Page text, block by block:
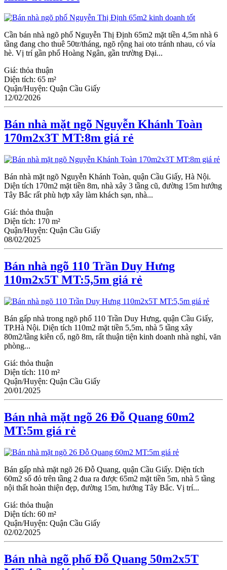
Cần bán nhà ngõ phố Nguyễn Thị Định 65m2 mặt tiền 4,5m nhà 6
tầng đang cho thuê 50tr/tháng, ngõ rộng hai oto tránh nhau, có vỉa
hè. Vị trí gần phố Hoàng Ngân, gần trường Đại...
Giá: thỏa thuận
Diện tích: 65 m²
Quận/Huyện: Quận Cầu Giấy
12/02/2026
Bán nhà mặt ngõ Nguyễn Khánh Toàn
170m2x3T MT:8m giá rẻ
Bán nhà mặt ngõ Nguyễn Khánh Toàn, quận Cầu Giấy, Hà Nội.
Diện tích 170m2 mặt tiền 8m, nhà xây 3 tầng cũ, đường 15m hướng
Tây Bắc rất phù hợp xây làm khách sạn, nhà...
Giá: thỏa thuận
Diện tích: 170 m²
Quận/Huyện: Quận Cầu Giấy
08/02/2025
Bán nhà ngõ 110 Trần Duy Hưng
110m2x5T MT:5,5m giá rẻ
Bán gấp nhà trong ngõ phố 110 Trần Duy Hưng, quận Cầu Giấy,
TP.Hà Nội. Diện tích 110m2 mặt tiền 5,5m, nhà 5 tầng xây
80m2/tầng kiên cố, ngõ 8m, rất thuận tiện kinh doanh nhà nghỉ, văn
phòng...
Giá: thỏa thuận
Diện tích: 110 m²
Quận/Huyện: Quận Cầu Giấy
20/01/2025
Bán nhà mặt ngõ 26 Đỗ Quang 60m2
MT:5m giá rẻ
Bán gấp nhà mặt ngõ 26 Đỗ Quang, quận Ϲầu Giấy. Diện tích
60m2 sổ đỏ trên tầng 2 đua ra được 65m2 mặt tiền 5m, nhà 5 tầng
nội thất hoàn thiện đẹp, đường 15m, hướng Tây Bắc. Vị trí...
Giá: thỏa thuận
Diện tích: 60 m²
Quận/Huyện: Quận Cầu Giấy
02/02/2025
Bán nhà ngõ phố Đỗ Quang 50m2x5T